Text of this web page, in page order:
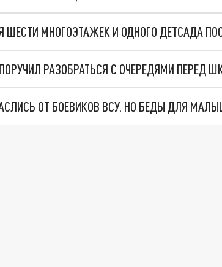
ОТ БОЕВИКОВ ВСУ. НО БЕДЫ ДЛЯ